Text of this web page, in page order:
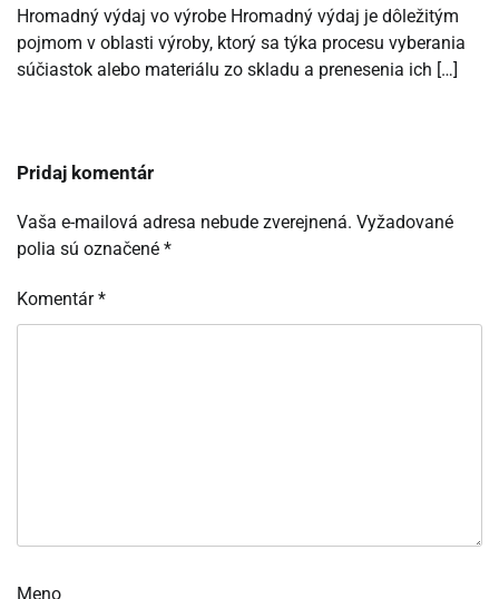
Hromadný výdaj vo výrobe Hromadný výdaj je dôležitým
pojmom v oblasti výroby, ktorý sa týka procesu vyberania
súčiastok alebo materiálu zo skladu a prenesenia ich […]
Pridaj komentár
Vaša e-mailová adresa nebude zverejnená. Vyžadované
polia sú označené *
Komentár*
Meno